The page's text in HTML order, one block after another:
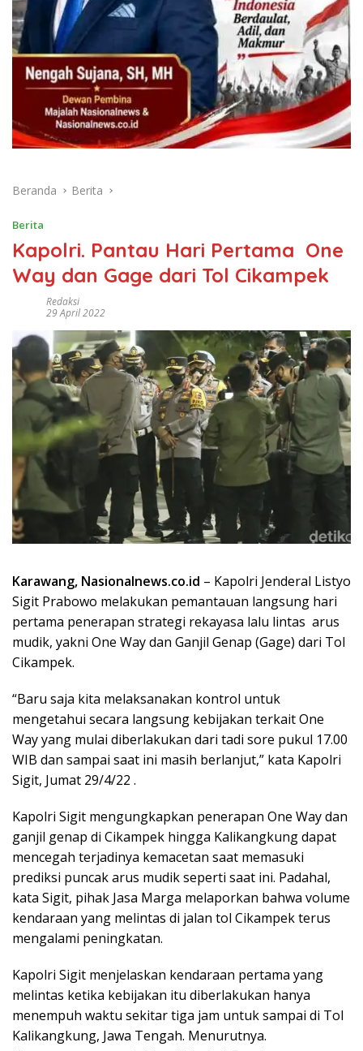
Beranda Berita
Berita
Kapolri. Pantau Hari Pertama One
Way dan Gage dari Tol Cikampek
Redaksi
29 April 2022
Karawang, Nasionalnews.co.id – Kapolri Jenderal Listyo
Sigit Prabowo melakukan pemantauan langsung hari
pertama penerapan strategi rekayasa lalu lintas arus
mudik, yakni One Way dan Ganjil Genap (Gage) dari Tol
Cikampek.
“Baru saja kita melaksanakan kontrol untuk
mengetahui secara langsung kebijakan terkait One
Way yang mulai diberlakukan dari tadi sore pukul 17.00
WIB dan sampai saat ini masih berlanjut,” kata Kapolri
Sigit, Jumat 29/4/22 .
Kapolri Sigit mengungkapkan penerapan One Way dan
ganjil genap di Cikampek hingga Kalikangkung dapat
mencegah terjadinya kemacetan saat memasuki
prediksi puncak arus mudik seperti saat ini. Padahal,
kata Sigit, pihak Jasa Marga melaporkan bahwa volume
kendaraan yang melintas di jalan tol Cikampek terus
mengalami peningkatan.
Kapolri Sigit menjelaskan kendaraan pertama yang
melintas ketika kebijakan itu diberlakukan hanya
menempuh waktu sekitar tiga jam untuk sampai di Tol
Kalikangkung, Jawa Tengah. Menurutnya.